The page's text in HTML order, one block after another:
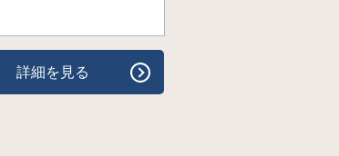
詳細を見る